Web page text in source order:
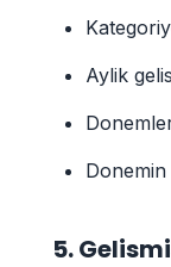
Aylik
5.